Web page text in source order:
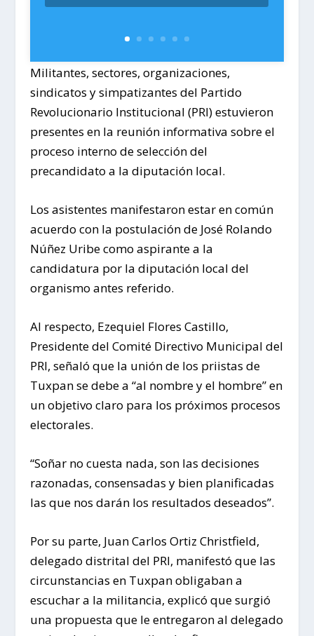
Militantes, sectores, organizaciones,
sindicatos y simpatizantes del Partido
Revolucionario Institucional (PRI) estuvieron
presentes en la reunión informativa sobre el
proceso interno de selección del
precandidato a la diputación local.
Los asistentes manifestaron estar en común
acuerdo con la postulación de José Rolando
Núñez Uribe como aspirante a la
candidatura por la diputación local del
organismo antes referido.
Al respecto, Ezequiel Flores Castillo,
Presidente del Comité Directivo Municipal del
PRI, señaló que la unión de los priistas de
Tuxpan se debe a “al nombre y el hombre” en
un objetivo claro para los próximos procesos
electorales.
“Soñar no cuesta nada, son las decisiones
razonadas, consensadas y bien planificadas
las que nos darán los resultados deseados”.
Por su parte, Juan Carlos Ortiz Christfield,
delegado distrital del PRI, manifestó que las
circunstancias en Tuxpan obligaban a
escuchar a la militancia, explicó que surgió
una propuesta que le entregaron al delegado